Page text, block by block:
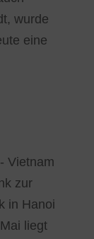
wurde
eine
Vietnam
zur
in Hanoi
liegt